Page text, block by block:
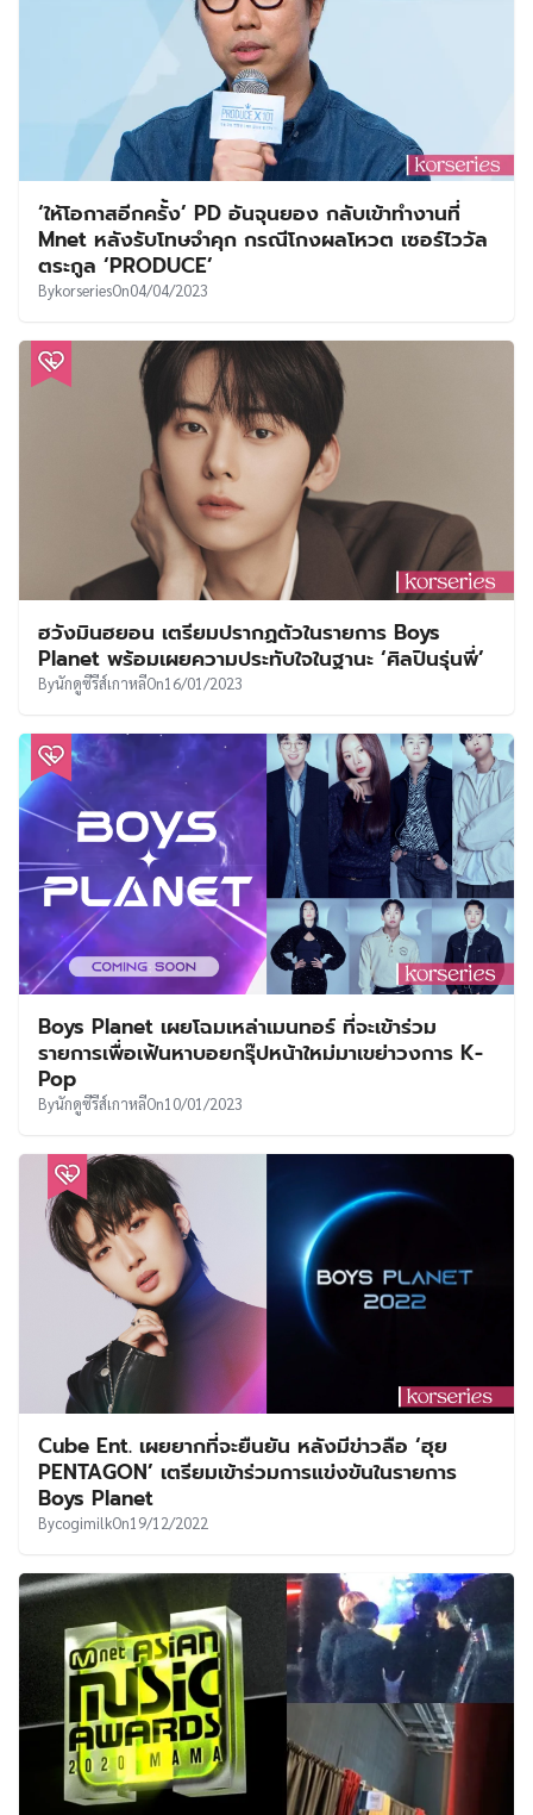
‘ให้โอกาสอีกครั้ง’ PD อันจุนยอง กลับเข้าทำงานที่
Mnet หลังรับโทษจำคุก กรณีโกงผลโหวต เซอร์ไววัล
ตระกูล ‘PRODUCE’
BykorseriesOn04/04/2023
ฮวังมินฮยอน เตรียมปรากฏตัวในรายการ Boys
Planet พร้อมเผยความประทับใจในฐานะ ‘ศิลปินรุ่นพี่’
Byนักดูซีรีส์เกาหลีOn16/01/2023
Boys Planet เผยโฉมเหล่าเมนทอร์ ที่จะเข้าร่วม
รายการเพื่อเฟ้นหาบอยกรุ๊ปหน้าใหม่มาเขย่าวงการ K-
Pop
Byนักดูซีรีส์เกาหลีOn10/01/2023
Cube Ent. เผยยากที่จะยืนยัน หลังมีข่าวลือ ‘ฮุย
PENTAGON’ เตรียมเข้าร่วมการแข่งขันในรายการ
Boys Planet
BycogimilkOn19/12/2022